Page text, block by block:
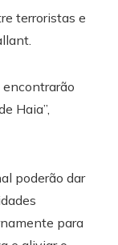
terroristas e
encontrarão
Haia”,
poderão dar
para